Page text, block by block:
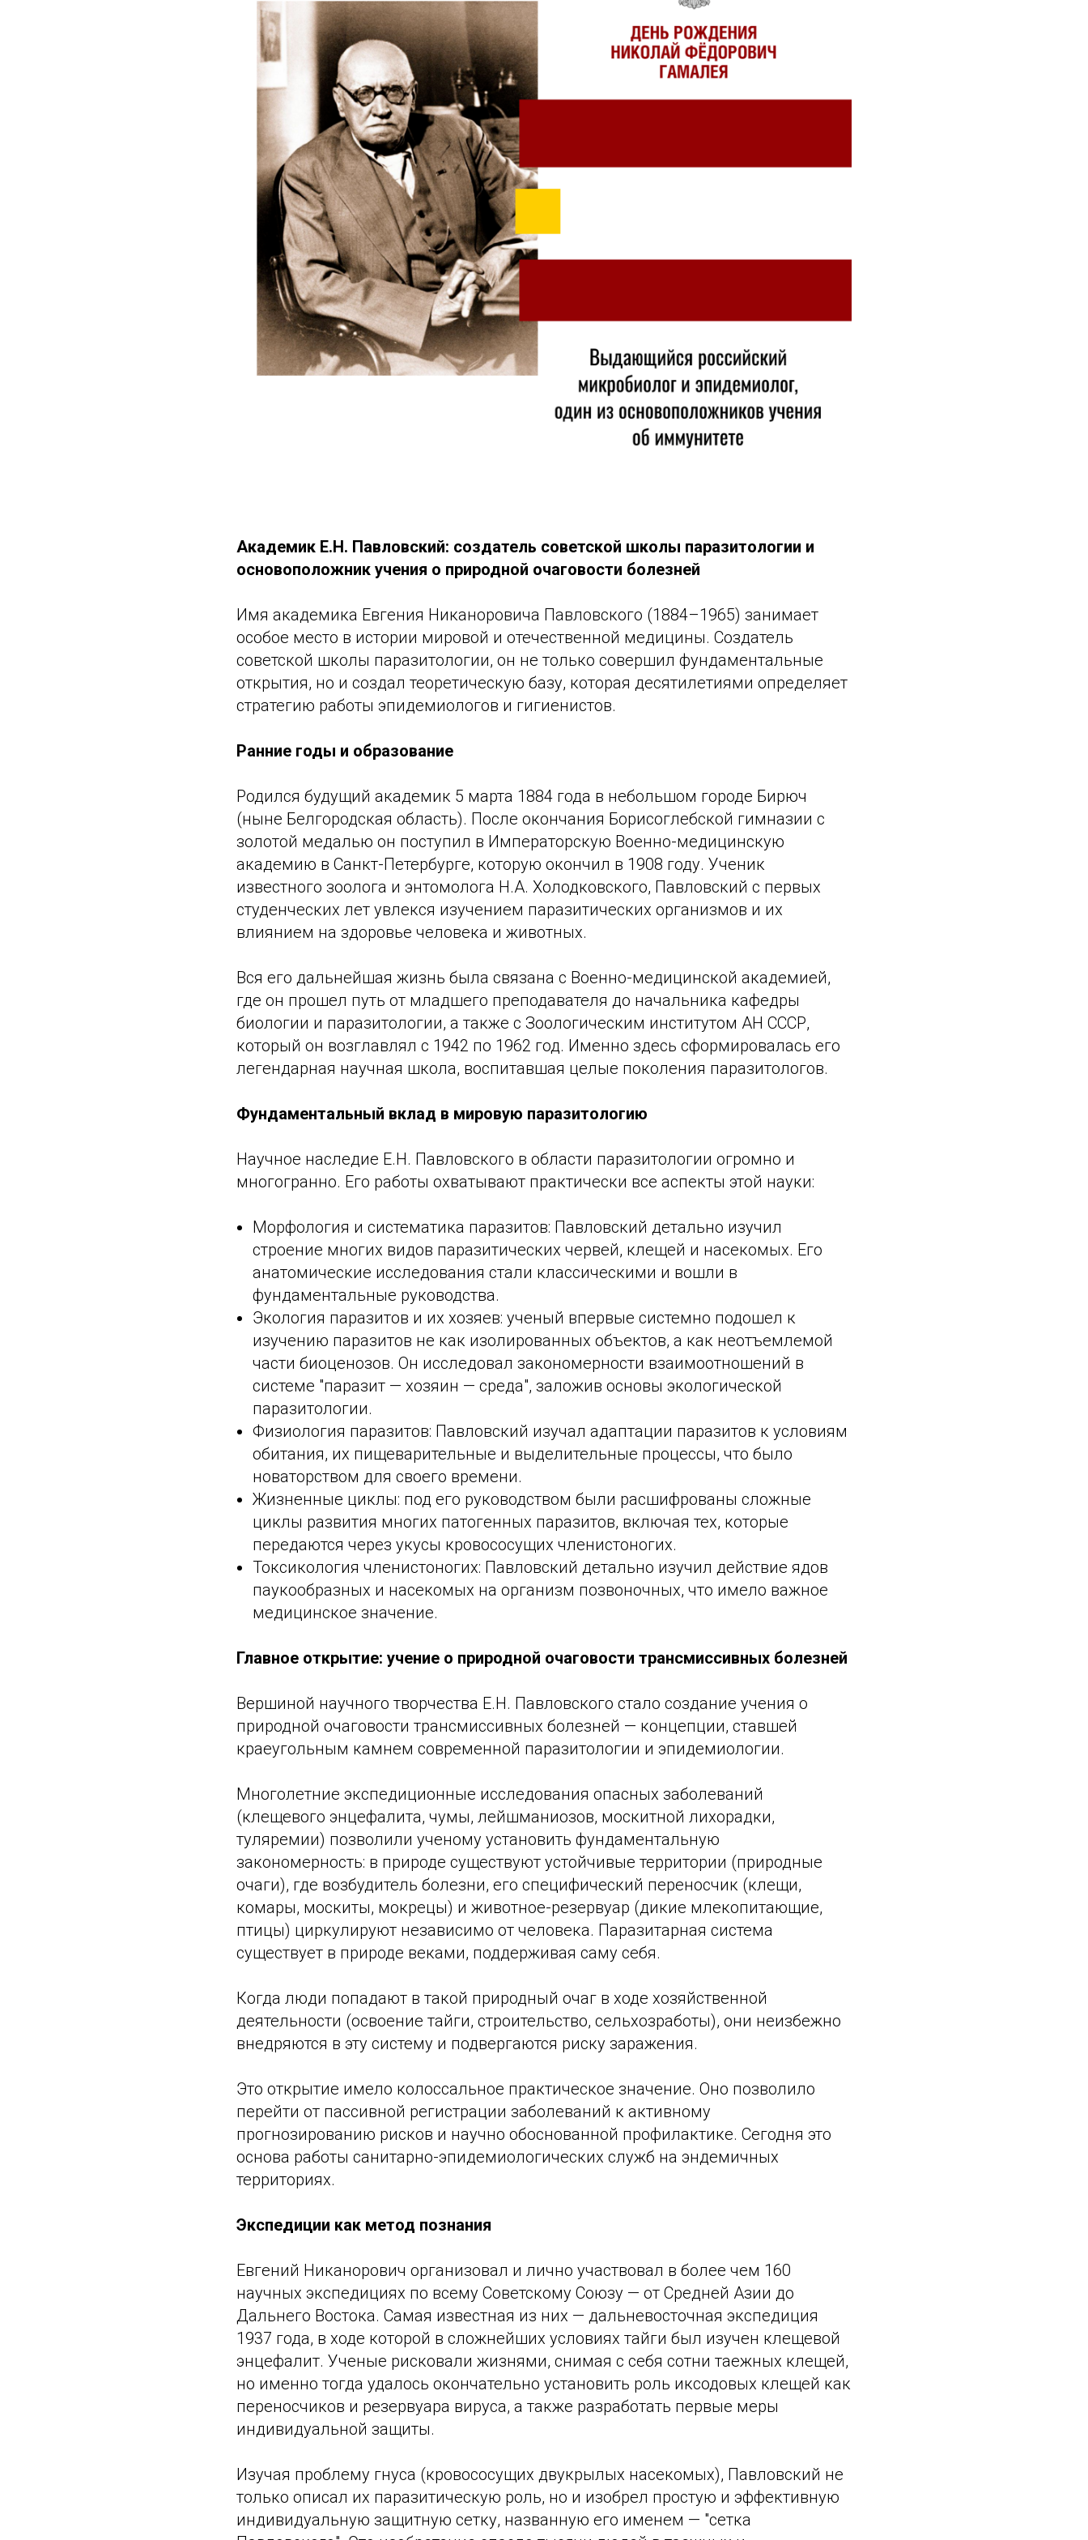
Академик Е.Н. Павловский: создатель советской школы паразитологии и
основоположник учения о природной очаговости болезней
Имя академика Евгения Никаноровича Павловского (1884–1965) занимает
особое место в истории мировой и отечественной медицины. Создатель
советской школы паразитологии, он не только совершил фундаментальные
открытия, но и создал теоретическую базу, которая десятилетиями определяет
стратегию работы эпидемиологов и гигиенистов.
Ранние годы и образование
Родился будущий академик 5 марта 1884 года в небольшом городе Бирюч
(ныне Белгородская область). После окончания Борисоглебской гимназии с
золотой медалью он поступил в Императорскую Военно-медицинскую
академию в Санкт-Петербурге, которую окончил в 1908 году. Ученик
известного зоолога и энтомолога Н.А. Холодковского, Павловский с первых
студенческих лет увлекся изучением паразитических организмов и их
влиянием на здоровье человека и животных.
Вся его дальнейшая жизнь была связана с Военно-медицинской академией,
где он прошел путь от младшего преподавателя до начальника кафедры
биологии и паразитологии, а также с Зоологическим институтом АН СССР,
который он возглавлял с 1942 по 1962 год. Именно здесь сформировалась его
легендарная научная школа, воспитавшая целые поколения паразитологов.
Фундаментальный вклад в мировую паразитологию
Научное наследие Е.Н. Павловского в области паразитологии огромно и
многогранно. Его работы охватывают практически все аспекты этой науки:
Морфология и систематика паразитов: Павловский детально изучил
строение многих видов паразитических червей, клещей и насекомых. Его
анатомические исследования стали классическими и вошли в
фундаментальные руководства.
Экология паразитов и их хозяев: ученый впервые системно подошел к
изучению паразитов не как изолированных объектов, а как неотъемлемой
части биоценозов. Он исследовал закономерности взаимоотношений в
системе "паразит — хозяин — среда", заложив основы экологической
паразитологии.
Физиология паразитов: Павловский изучал адаптации паразитов к условиям
обитания, их пищеварительные и выделительные процессы, что было
новаторством для своего времени.
Жизненные циклы: под его руководством были расшифрованы сложные
циклы развития многих патогенных паразитов, включая тех, которые
передаются через укусы кровососущих членистоногих.
Токсикология членистоногих: Павловский детально изучил действие ядов
паукообразных и насекомых на организм позвоночных, что имело важное
медицинское значение.
Главное открытие: учение о природной очаговости трансмиссивных болезней
Вершиной научного творчества Е.Н. Павловского стало создание учения о
природной очаговости трансмиссивных болезней — концепции, ставшей
краеугольным камнем современной паразитологии и эпидемиологии.
Многолетние экспедиционные исследования опасных заболеваний
(клещевого энцефалита, чумы, лейшманиозов, москитной лихорадки,
туляремии) позволили ученому установить фундаментальную
закономерность: в природе существуют устойчивые территории (природные
очаги), где возбудитель болезни, его специфический переносчик (клещи,
комары, москиты, мокрецы) и животное-резервуар (дикие млекопитающие,
птицы) циркулируют независимо от человека. Паразитарная система
существует в природе веками, поддерживая саму себя.
Когда люди попадают в такой природный очаг в ходе хозяйственной
деятельности (освоение тайги, строительство, сельхозработы), они неизбежно
внедряются в эту систему и подвергаются риску заражения.
Это открытие имело колоссальное практическое значение. Оно позволило
перейти от пассивной регистрации заболеваний к активному
прогнозированию рисков и научно обоснованной профилактике. Сегодня это
основа работы санитарно-эпидемиологических служб на эндемичных
территориях.
Экспедиции как метод познания
Евгений Никанорович организовал и лично участвовал в более чем 160
научных экспедициях по всему Советскому Союзу — от Средней Азии до
Дальнего Востока. Самая известная из них — дальневосточная экспедиция
1937 года, в ходе которой в сложнейших условиях тайги был изучен клещевой
энцефалит. Ученые рисковали жизнями, снимая с себя сотни таежных клещей,
но именно тогда удалось окончательно установить роль иксодовых клещей как
переносчиков и резервуара вируса, а также разработать первые меры
индивидуальной защиты.
Изучая проблему гнуса (кровососущих двукрылых насекомых), Павловский не
только описал их паразитическую роль, но и изобрел простую и эффективную
индивидуальную защитную сетку, названную его именем — "сетка